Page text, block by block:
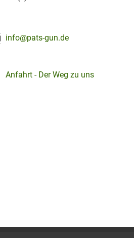
info@pats-gun.de
Anfahrt - Der Weg zu uns